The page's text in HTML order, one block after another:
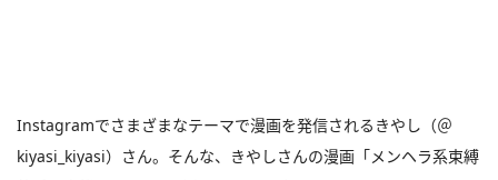
Instagramでさまざまなテーマで漫画を発信されるきやし（＠
kiyasi_kiyasi）さん。そんな、きやしさんの漫画「メンヘラ系束縛